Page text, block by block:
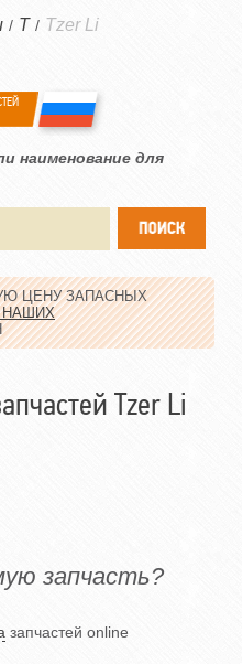
/ T / Tzer Li
наименование для
ЦЕНУ ЗАПАСНЫХ
НАШИХ
Tzer Li
запчасть?
запчастей online